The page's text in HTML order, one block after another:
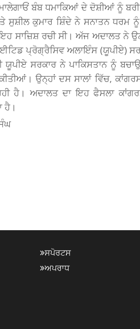
ਬੰਬ ਧਮਾਕਿਆਂ ਦੇ ਦੋਸ਼ੀਆਂ ਨੂੰ
ਸੁਸ਼ੀਲ ਕੁਮਾਰ ਸ਼ਿੰਦੇ ਨੇ ਸਨਾਤਨ ਧਰਮ
ਸਾਜ਼ਿਸ਼ ਰਚੀ ਸੀ। ਅੱਜ ਅਦਾਲਤ ਨੇ
ਪ੍ਰੋਗ੍ਰੈਸਿਵ ਅਲਾਇੰਸ (ਯੂਪੀਏ)
ਸਰਕਾਰ ਨੇ ਪਾਕਿਸਤਾਨ ਨੂੰ
ਉਨ੍ਹਾਂ ਦਸ ਸਾਲਾਂ ਵਿੱਚ,
ਹੈ। ਅਦਾਲਤ ਦਾ ਇਹ ਫੈਸਲਾ
ਹੈ।
ਸਪੋਰਟਸ
ਅਪਰਾਧ